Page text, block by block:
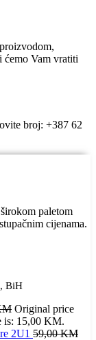
ćemo Vam vratiti
broj: +387 62
paletom
cijenama.
BiH
Original price
is: 15,00 KM.
2U1 59,00KM